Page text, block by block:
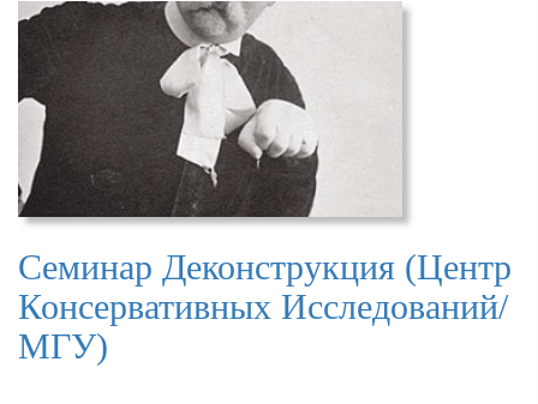
Семинар Деконструкция (Центр
Консервативных Исследований/
МГУ)